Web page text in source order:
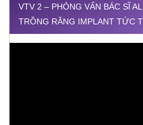
VTV 2 – PHỎNG VẤN BÁC SĨ
TRỒNG RĂNG IMPLANT TỨC